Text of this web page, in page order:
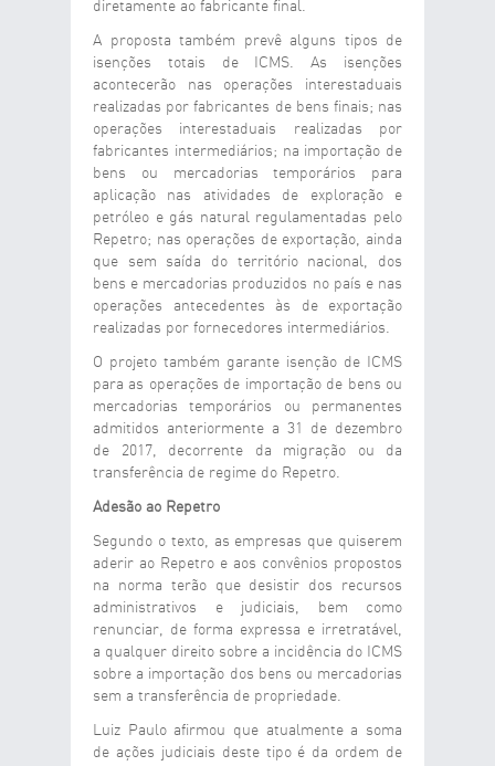
diretamente ao fabricante final.
A proposta também prevê alguns tipos de
isenções totais de ICMS. As isenções
acontecerão nas operações interestaduais
realizadas por fabricantes de bens finais; nas
operações interestaduais realizadas por
fabricantes intermediários; na importação de
bens ou mercadorias temporários para
aplicação nas atividades de exploração e
petróleo e gás natural regulamentadas pelo
Repetro; nas operações de exportação, ainda
que sem saída do território nacional, dos
bens e mercadorias produzidos no país e nas
operações antecedentes às de exportação
realizadas por fornecedores intermediários.
O projeto também garante isenção de ICMS
para as operações de importação de bens ou
mercadorias temporários ou permanentes
admitidos anteriormente a 31 de dezembro
de 2017, decorrente da migração ou da
transferência de regime do Repetro.
Adesão ao Repetro
Segundo o texto, as empresas que quiserem
aderir ao Repetro e aos convênios propostos
na norma terão que desistir dos recursos
administrativos e judiciais, bem como
renunciar, de forma expressa e irretratável,
a qualquer direito sobre a incidência do ICMS
sobre a importação dos bens ou mercadorias
sem a transferência de propriedade.
Luiz Paulo afirmou que atualmente a soma
de ações judiciais deste tipo é da ordem de